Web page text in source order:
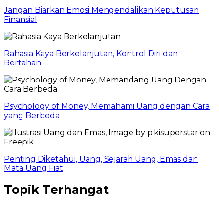
Jangan Biarkan Emosi Mengendalikan Keputusan
Finansial
Rahasia Kaya Berkelanjutan, Kontrol Diri dan
Bertahan
Psychology of Money, Memahami Uang dengan Cara
yang Berbeda
Penting Diketahui, Uang, Sejarah Uang, Emas dan
Mata Uang Fiat
Topik Terhangat